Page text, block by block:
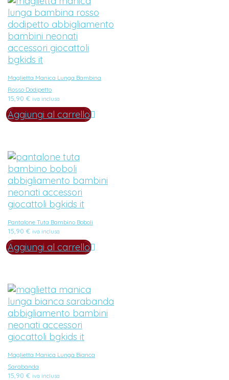
Maglietta Manica Lunga Bambina
Rosso Dodipetto
15,90 € iva inclusa
Aggiungi al carrello
Pantalone Tuta Bambino Boboli
15,90 € iva inclusa
Aggiungi al carrello
Maglietta Manica Lunga Bianca
Sarabanda
15,90 € iva inclusa